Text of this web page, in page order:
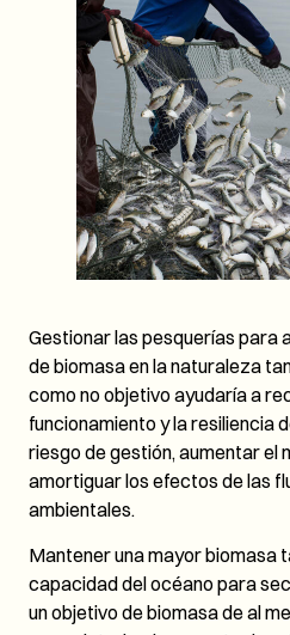
Gestionar las pesquerías para
de biomasa en la naturaleza
como no objetivo ayudaría a
funcionamiento y la resiliencia
riesgo de gestión, aumentar el
amortiguar los efectos de las
ambientales.
Mantener una mayor biomasa
capacidad del océano para
un objetivo de biomasa de al